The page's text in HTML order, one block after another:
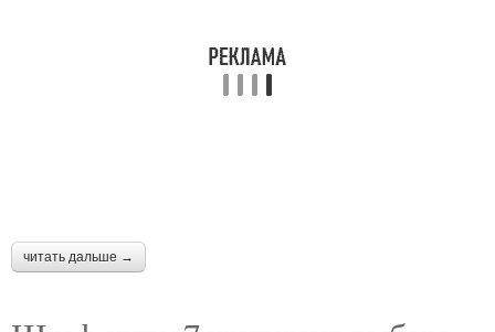
читать дальше →